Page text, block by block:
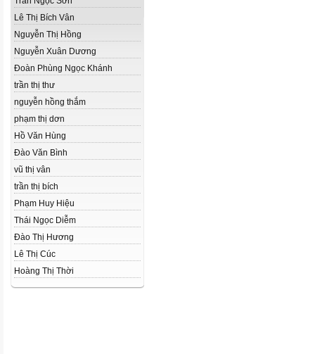
Lê Thị Bích Vân
Nguyễn Thị Hồng
Nguyễn Xuân Dương
Đoàn Phùng Ngọc Khánh
trần thị thư
nguyễn hồng thắm
phạm thị dơn
Hồ Văn Hùng
Đào Văn Bình
vũ thị vân
trần thị bích
Phạm Huy Hiệu
Thái Ngọc Diễm
Đào Thị Hương
Lê Thị Cúc
Hoàng Thị Thời